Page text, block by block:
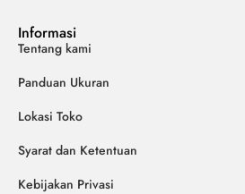
Informasi
Tentang kami
Panduan Ukuran
Lokasi Toko
Syarat dan Ketentuan
Kebijakan Privasi